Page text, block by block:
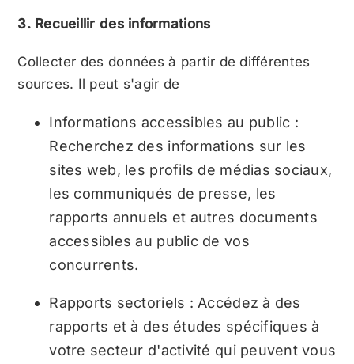
3. Recueillir des informations
Collecter des données à partir de différentes
sources. Il peut s'agir de
Informations accessibles au public :
Recherchez des informations sur les
sites web, les profils de médias sociaux,
les communiqués de presse, les
rapports annuels et autres documents
accessibles au public de vos
concurrents.
Rapports sectoriels : Accédez à des
rapports et à des études spécifiques à
votre secteur d'activité qui peuvent vous